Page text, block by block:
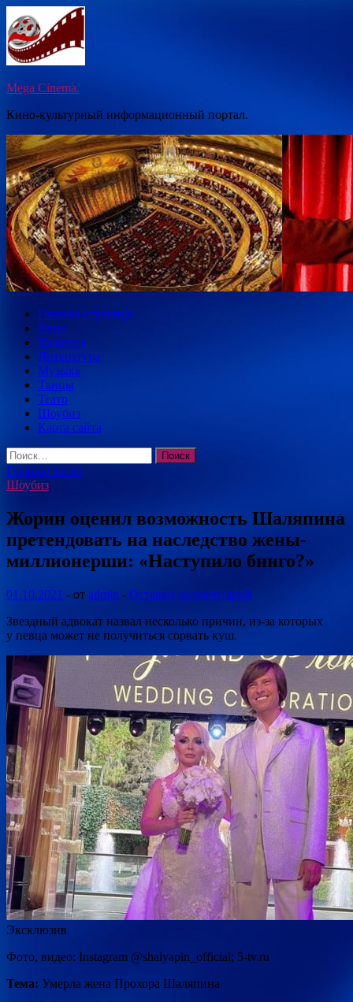
Перейти
к
содержимому
Mega Cinema.
Кино-культурный информационный портал.
Главная страница
Кино
Культура
Литература
Музыка
Танцы
Театр
Шоубиз
Карта сайта
Найти:
Главное меню
Шоубиз
Жорин оценил возможность Шаляпина
претендовать на наследство жены-
миллионерши: «Наступило бинго?»
01.10.2021 - от admin - Оставьте комментарий
Звездный адвокат назвал несколько причин, из-за которых
у певца может не получиться сорвать куш.
Эксклюзив
Фото, видео: Instagram @shalyapin_official; 5-tv.ru
Тема: Умерла жена Прохора Шаляпина